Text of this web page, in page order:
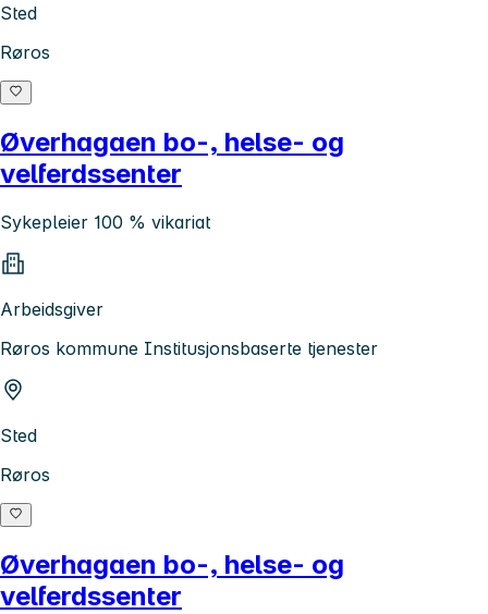
Sted
Røros
Øverhagaen bo-, helse- og
velferdssenter
Sykepleier 100 % vikariat
Arbeidsgiver
Røros kommune Institusjonsbaserte tjenester
Sted
Røros
Øverhagaen bo-, helse- og
velferdssenter